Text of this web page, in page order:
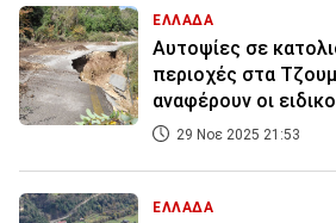
ΕΛΛΑΔΑ
Αυτοψίες σε
περιοχές στα
αναφέρουν οι
29 Νοε 2025 21:53
ΕΛΛΑΔΑ